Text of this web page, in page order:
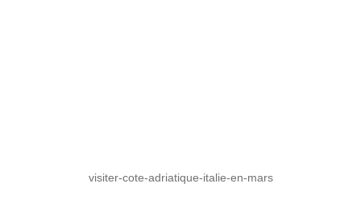
visiter-cote-adriatique-italie-en-mars